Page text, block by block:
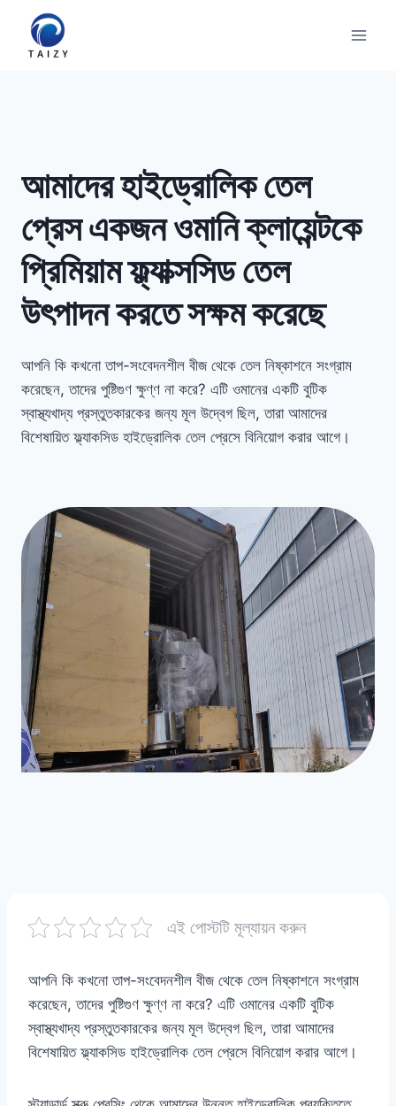
content
আমাদের হাইড্রোলিক তেল
প্রেস একজন ওমানি ক্লায়েন্টকে
প্রিমিয়াম ফ্ল্যাক্সসিড তেল
উৎপাদন করতে সক্ষম করেছে
আপনি কি কখনো তাপ-সংবেদনশীল বীজ থেকে তেল নিষ্কাশনে সংগ্রাম
করেছেন, তাদের পুষ্টিগুণ ক্ষুণ্ণ না করে? এটি ওমানের একটি বুটিক
স্বাস্থ্যখাদ্য প্রস্তুতকারকের জন্য মূল উদ্বেগ ছিল, তারা আমাদের
বিশেষায়িত ফ্ল্যাকসিড হাইড্রোলিক তেল প্রেসে বিনিয়োগ করার আগে।
এই পোস্টটি মূল্যায়ন করুন
আপনি কি কখনো তাপ-সংবেদনশীল বীজ থেকে তেল নিষ্কাশনে সংগ্রাম
করেছেন, তাদের পুষ্টিগুণ ক্ষুণ্ণ না করে? এটি ওমানের একটি বুটিক
স্বাস্থ্যখাদ্য প্রস্তুতকারকের জন্য মূল উদ্বেগ ছিল, তারা আমাদের
বিশেষায়িত ফ্ল্যাকসিড হাইড্রোলিক তেল প্রেসে বিনিয়োগ করার আগে।